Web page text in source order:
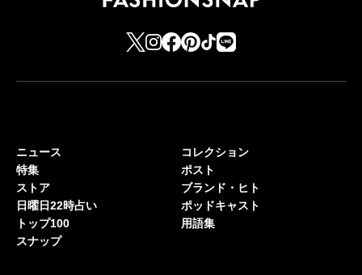
ニュース
特集
ストア
日曜日22時占い
トップ100
スナップ
コレクション
ポスト
ブランド・ヒト
ポッドキャスト
用語集